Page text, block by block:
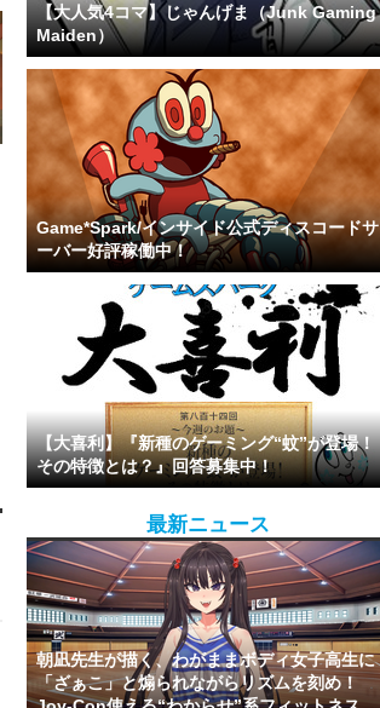
【大人気4コマ】じゃんげま（Junk Gaming
Maiden）
Game*Spark/インサイド公式ディスコードサ
ーバー好評稼働中！
【大喜利】『新種のゲーミング“蚊”が登場！
その特徴とは？』回答募集中！
最新ニュース
朝凪先生が描く、わがままボディ女子高生に
「ざぁこ」と煽られながらリズムを刻め！